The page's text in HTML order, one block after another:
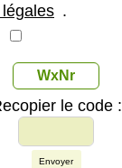
.
WxNr
le code :
Envoyer